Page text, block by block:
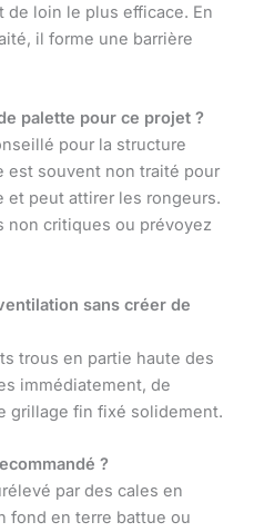
de loin le plus efficace. En
il forme une barrière
palette pour ce projet ?
pour la structure
est souvent non traité pour
et peut attirer les rongeurs.
non critiques ou prévoyez
sans créer de
trous en partie haute des
immédiatement, de
grillage fin fixé solidement.
?
par des cales en
fond en terre battue ou